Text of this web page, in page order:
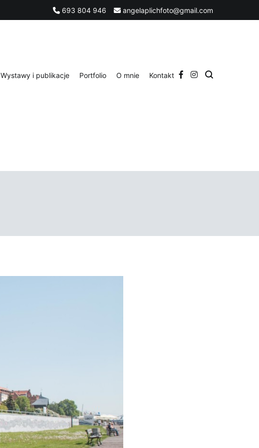
693 804 946 angelaplichfoto@gmail.com
Wystawy i publikacje Portfolio O mnie Kontakt